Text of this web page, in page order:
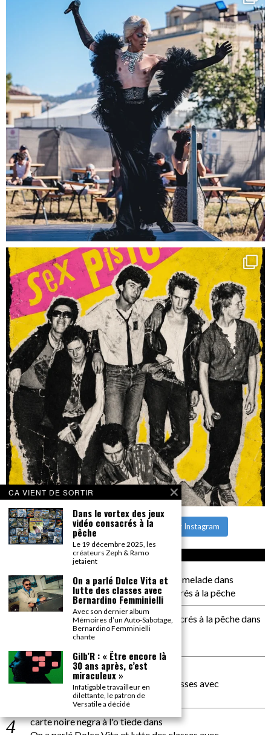
CHARGER PLUS Suivre sur Instagram
CA COMMENTE SEC
il a pas de genoux Messi comme P comeladedans
Dans le vortex des jeux vidéo consacrés à la pêche
Dans le vortex des jeux vidéos consacrés à la pêchedans
PACÔME THIELLEMENT
La Patrie
dans
On a parlé Dolce Vita et lutte des classes avec
Bernardino Femminielli
carte noire negra à l'o tiededans
CA VIENT DE SORTIR
Dans le vortex des jeux
vidéo consacrés à la
pêche
Le 19 décembre 2025, les
créateurs Zeph & Ramo
jetaient
On a parlé Dolce Vita et
lutte des classes avec
Bernardino Femminielli
Avec son dernier album
Mémoires d’un Auto-Sabotage,
Bernardino Femminielli
chante
Gilb’R : « Être encore là
30 ans après, c’est
miraculeux »
Infatigable travailleur en
dilettante, le patron de
Versatile a décidé